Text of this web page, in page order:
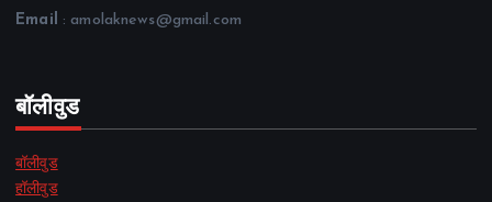
Email : amolaknews@gmail.com
बॉलीवुड
बॉलीवुड
हॉलीवुड